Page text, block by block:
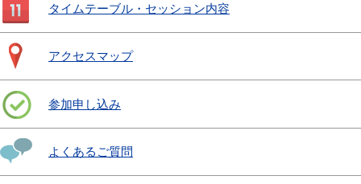
タイムテーブル・セッション内容
アクセスマップ
参加申し込み
よくあるご質問